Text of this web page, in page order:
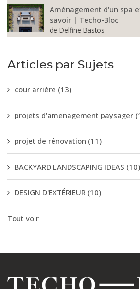
Aménagement d'un spa
savoir | Techo-Bloc
de Delfine Bastos
Articles par Sujets
cour arrière (13)
projets d'amenagement paysager
projet de rénovation (11)
BACKYARD LANDSCAPING IDEAS (10)
DESIGN D'EXTÉRIEUR (10)
Tout voir